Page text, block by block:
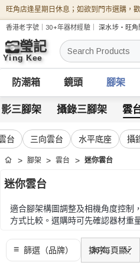
旺角店逢星期日休息；如欲到門市選購，
香港老字號｜30+年器材經驗｜深水埗・旺角
搜
索
防潮箱 鏡頭 腳架
三腳架 攝錄三腳架 雲
台 三向雲台 水平底座 攝
首頁 腳架 雲台 迷你雲台
迷你雲台
適合腳架構圖調整及相機角度控制
方式比較。選購時可先確認器材重
選購時可先確認器材重量和拍攝方
尼、角度控制和鎖緊方式。